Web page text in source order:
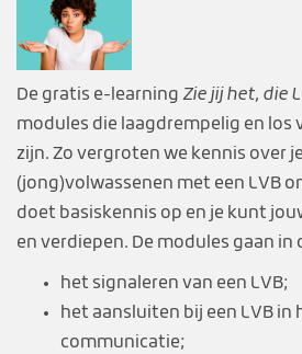
De gratis e-learning Zie jij het, die
modules die laagdrempelig en los
zijn. Zo vergroten we kennis over
(jong)volwassenen met een LVB
doet basiskennis op en je kunt
en verdiepen. De modules gaan in
het signaleren van een LVB;
het aansluiten bij een LVB in
communicatie;